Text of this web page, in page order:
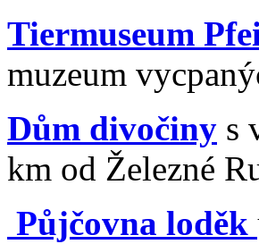
Tiermuseum
muzeum
Dům divočiny s
km od Železné
Půjčovna loděk